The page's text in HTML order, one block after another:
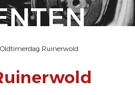
Oldtimerdag Ruinerwold